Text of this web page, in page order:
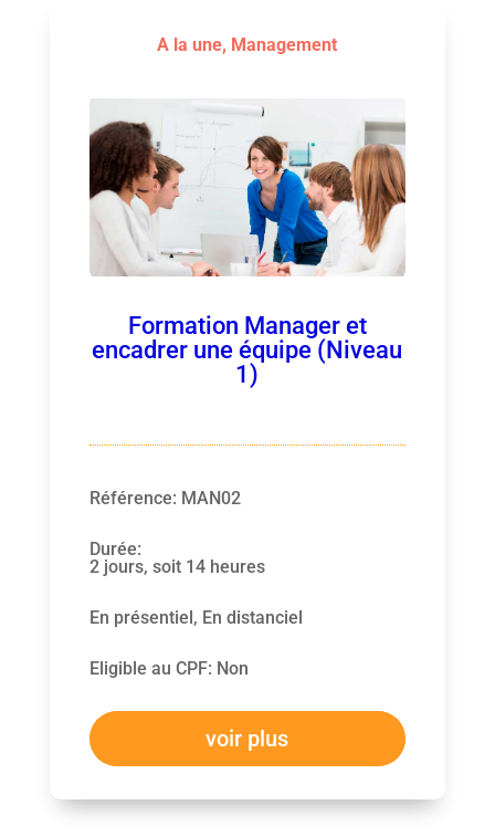
A la une, Management
Formation Manager et
encadrer une équipe (Niveau
1)
Référence: MAN02
Durée:
2 jours, soit 14 heures
En présentiel, En distanciel
Eligible au CPF: Non
voir plus